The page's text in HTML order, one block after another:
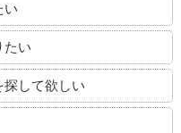
い
たい
して欲しい